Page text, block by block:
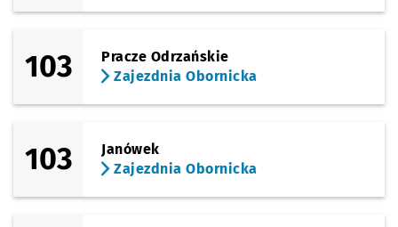
103
Pracze Odrzańskie
Zajezdnia Obornicka
103
Janówek
Zajezdnia Obornicka